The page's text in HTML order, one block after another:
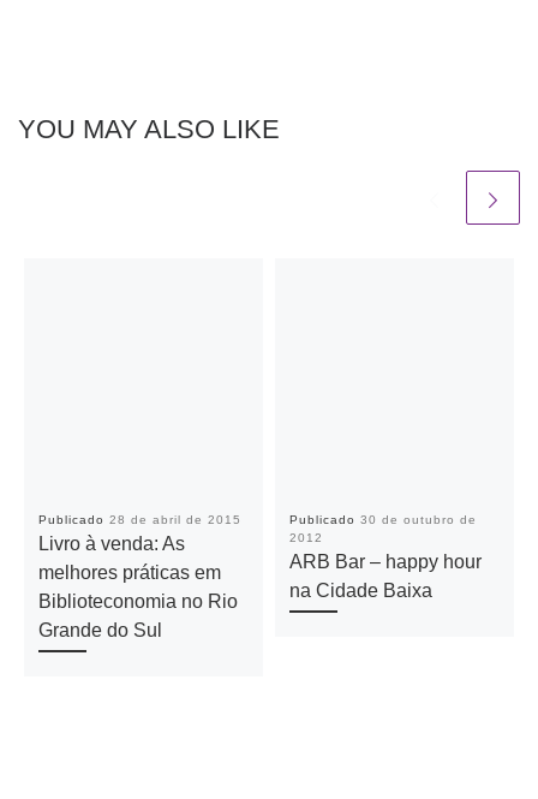
YOU MAY ALSO LIKE
Publicado 28 de abril de 2015
Livro à venda: As
melhores práticas em
Biblioteconomia no Rio
Grande do Sul
Publicado 30 de outubro de
2012
ARB Bar – happy hour
na Cidade Baixa